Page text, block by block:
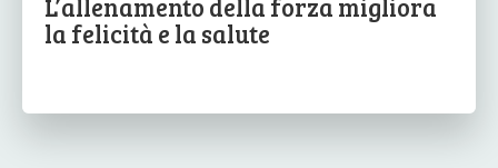
L’allenamento della forza migliora
la felicità e la salute